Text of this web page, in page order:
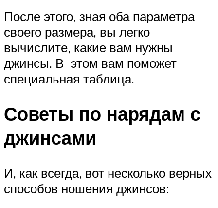
После этого, зная оба параметра
своего размера, вы легко
вычислите, какие вам нужны
джинсы. В этом вам поможет
специальная таблица.
Советы по нарядам с
джинсами
И, как всегда, вот несколько верных
способов ношения джинсов: